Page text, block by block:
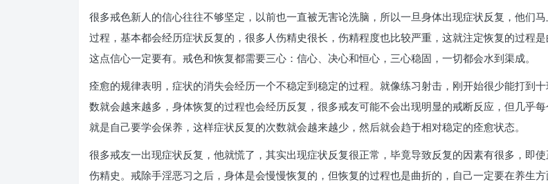
很多戒色新人的信心往往不够坚定，以前也一直被无害论洗脑，所以一旦身体出现症状反复，他们
过程，基本都会经历症状反复的，很多人伤精史很长，伤精程度也比较严重，这就注定恢复的过程
这点信心一定要有。戒色和恢复都需要三心：信心、决心和恒心，三心稳固，一切都会水到渠成。
痊愈的规律表明，症状的消失会经历一个不稳定到稳定的过程。就像练习射击，刚开始很少能打到
数就会越来越多，身体恢复的过程也会经历反复，很多戒友可能不会出现明显的戒断反应，但几乎
就是自己要学会保养，这样症状反复的次数就会越来越少，然后就会趋于相对稳定的痊愈状态。
很多戒友一出现症状反复，他就慌了，其实出现症状反复很正常，毕竟导致反复的因素有很多，即
伤精史。戒除手淫恶习之后，身体是会慢慢恢复的，但恢复的过程也是曲折的，自己一定要在养生